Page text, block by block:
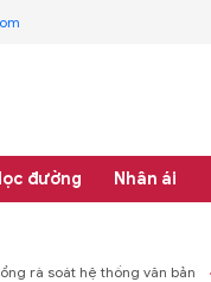
đường Nhân ái
rà soát hệ thống văn bản